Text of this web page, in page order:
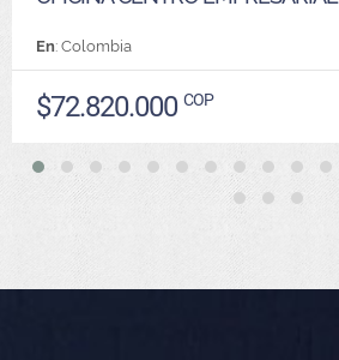
En: Colombia
$72.820.000 COP